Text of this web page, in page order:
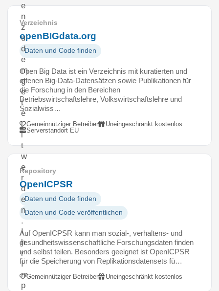
e
n
z
u
d
e
m
g
e
t
e
i
l
t
w
e
r
d
e
n
.
I
h
r
I
m
p
Verzeichnis
openBIGdata.org
Daten und Code finden
Open Big Data ist ein Verzeichnis mit kuratierten und
offenen Big-Data-Datensätzen sowie Publikationen für
die Forschung in den Bereichen
Betriebswirtschaftslehre, Volkswirtschaftslehre und
Sozialwiss…
Gemeinnütziger Betreiber
Uneingeschränkt kostenlos
Serverstandort EU
Repository
OpenICPSR
Daten und Code finden
Daten und Code veröffentlichen
Auf OpenICPSR kann man sozial-, verhaltens- und
gesundheitswissenschaftliche Forschungsdaten finden
und selbst teilen. Besonders geeignet ist OpenICPSR
für die Speicherung von Replikationsdatensets fü…
Gemeinnütziger Betreiber Uneingeschränkt kostenlos